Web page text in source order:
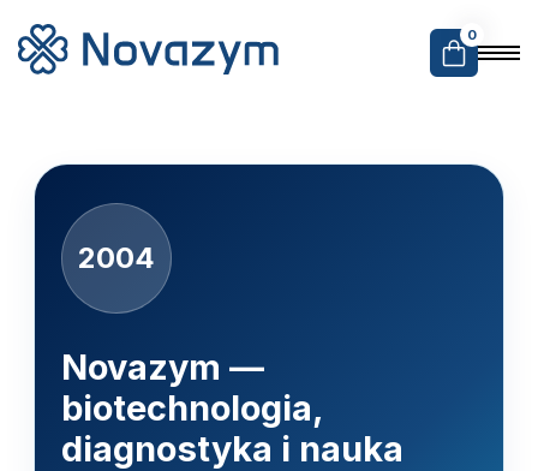
0
2004
Novazym —
biotechnologia,
diagnostyka i nauka